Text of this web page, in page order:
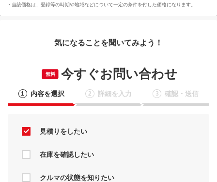
当該価格は、登録等の時期や地域などについて一定の条件を付した価格になります。
気になることを聞いてみよう！
無料 今すぐお問い合わせ
1 内容を選択 2 詳細を入力 3 確認・送信
見積りをしたい
在庫を確認したい
クルマの状態を知りたい